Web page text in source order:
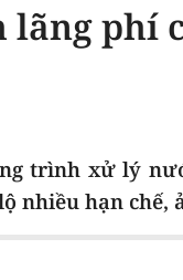
lãng phí
trình xử lý
nhiều hạn